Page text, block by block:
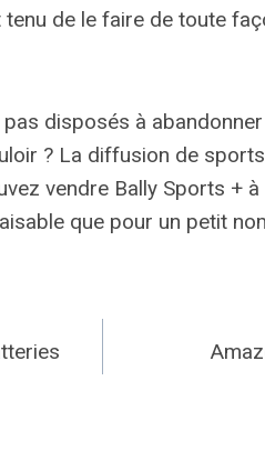
de le faire de toute
disposés à
? La diffusion de
vendre Bally Sports +
que pour un petit